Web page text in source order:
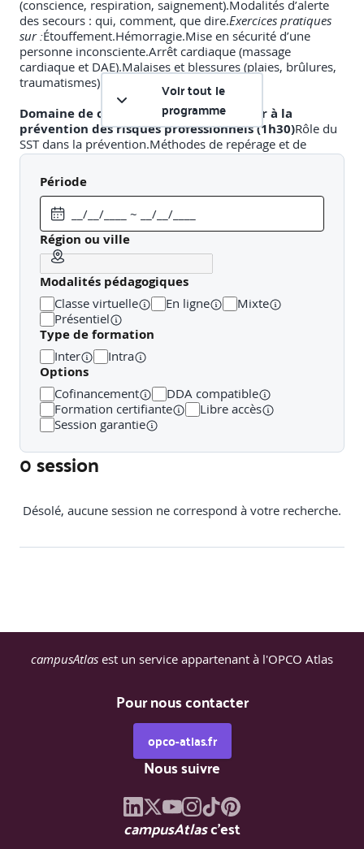
(conscience, respiration, saignement).Modalités d’alerte
des secours : qui, comment, que dire.Exercices pratiques
sur :Étouffement.Hémorragie.Mise en sécurité d’une
personne inconsciente.Arrêt cardiaque (massage
cardiaque et DAE).Malaises et blessures (plaies, brûlures,
traumatismes).
Domaine de compétences 2 : Contribuer à la
prévention des risques professionnels (1h30)Rôle du
SST dans la prévention.Méthodes de repérage et de
signalement des situations dangereuses.Actions de
prévention collective.
Évaluation certificative INRS + bilan de fin
Épreuve pratique individuelle selon la grille nationale
INRS.Bilan de session et restitution.
Voir tout le
programme
Période
Région ou ville
Modalités pédagogiques
Classe virtuelle En ligne
Mixte
Présentiel
Type de formation
Inter Intra
Options
Cofinancement
DDA compatible
Formation certifiante
Libre accès
Session garantie
0 session
Liste des sessions
Désolé, aucune session ne correspond à votre recherche.
campusAtlas est un service appartenant à l'OPCO Atlas
Pour nous contacter
opco-atlas.fr
Nous suivre
campusAtlasc'est